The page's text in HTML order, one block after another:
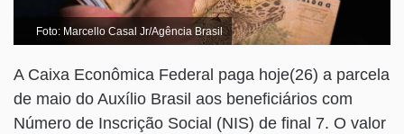
Foto: Marcello Casal Jr/Agência Brasil
A Caixa Econômica Federal paga hoje(26) a parcela
de maio do Auxílio Brasil aos beneficiários com
Número de Inscrição Social (NIS) de final 7. O valor